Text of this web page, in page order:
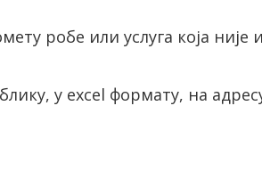
робе или услуга која није
у excel формату, на